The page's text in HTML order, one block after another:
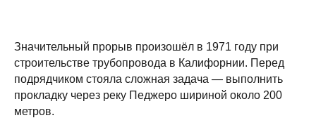
Значительный прорыв произошёл в 1971 году при
строительстве трубопровода в Калифорнии. Перед
подрядчиком стояла сложная задача — выполнить
прокладку через реку Педжеро шириной около 200
метров.